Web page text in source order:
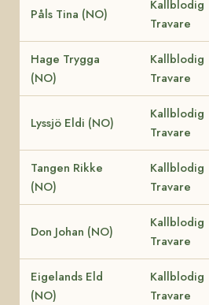
Påls Tina (NO)
Kallblodig
Travare
Hage Trygga
(NO)
Kallblodig
Travare
Lyssjö Eldi (NO)
Kallblodig
Travare
Tangen Rikke
(NO)
Kallblodig
Travare
Don Johan (NO)
Kallblodig
Travare
Eigelands Eld
(NO)
Kallblodig
Travare